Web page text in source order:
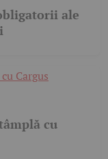
ale
cu